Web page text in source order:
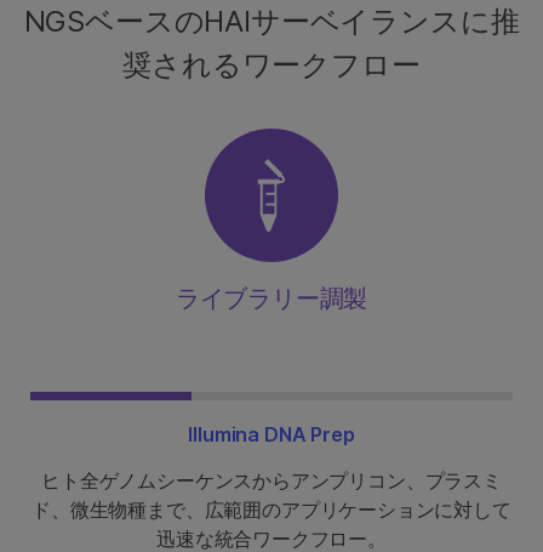
NGSベースのHAIサーベイランスに推
奨されるワークフロー
ライブラリー調製
Illumina DNA Prep
ヒト全ゲノムシーケンスからアンプリコン、プラスミ
ド、微生物種まで、広範囲のアプリケーションに対して
迅速な統合ワークフロー。